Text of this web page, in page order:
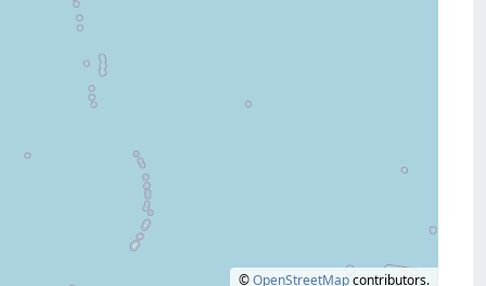
©OpenStreetMapcontributors.